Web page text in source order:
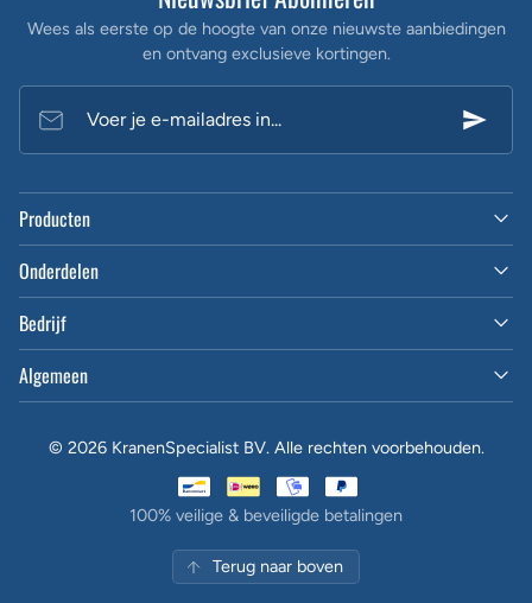
Wees als eerste op de hoogte van onze nieuwste aanbiedingen
en ontvang exclusieve kortingen.
Voer je e-mailadres in...
Producten
Onderdelen
Bedrijf
Algemeen
100% veilige & beveiligde betalingen
© 2026 KranenSpecialist BV. Alle rechten voorbehouden.
Terug naar boven